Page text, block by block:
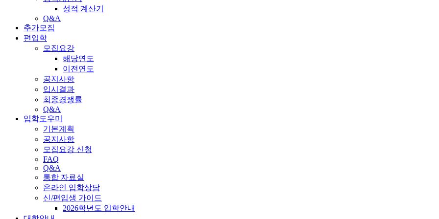
성적 계산기
Q&A
추가모집
편입학
모집요강
해당연도
이전연도
공지사항
입시결과
최종경쟁률
Q&A
입학도우미
기본계획
공지사항
모집요강 신청
FAQ
Q&A
통합 자료실
온라인 입학상담
신/편입생 가이드
2026학년도 입학안내